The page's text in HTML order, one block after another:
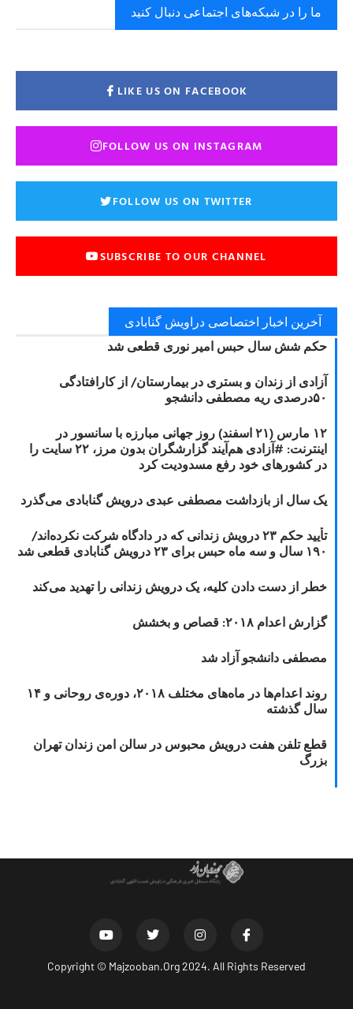
ما را در شبکه‌های اجتماعی دنبال کنید
LIKE US ON FACEBOOK
FOLLOW US ON INSTAGRAM
FOLLOW US ON TWITTER
SUBSCRIBE TO OUR CHANNEL
آخرین اخبار اختصاصی دراویش گنابادی
حکم شش سال حبس امیر نوری قطعی شد
آزادی از زندان و بستری در بیمارستان/ از کارافتادگی
۵۰درصدی ریه مصطفی دانشجو
۱۲ مارس (۲۱ اسفند) روز جهانی مبارزه با سانسور در
اینترنت: #آزادی هم‌آیند گزارشگران‌ بدون مرز، ۲۲ سایت را
در کشورهای خود رفع مسدودیت کرد
یک سال از بازداشت مصطفی عبدی درویش گنابادی می‌گذرد
تأیید حکم ۲۳ درویش زندانی که در دادگاه شرکت نکرده‌اند/
۱۹۰ سال و سه ماه حبس برای ۲۳ درویش گنابادی قطعی شد
خطر از دست دادن کلیه، یک درویش زندانی را تهدید می‌کند
گزارش اعدام ۲۰۱۸: قصاص و بخشش
مصطفی دانشجو آزاد شد
روند اعدام‌ها در ماه‌های مختلف ۲۰۱۸، دوره‌ی روحانی و ۱۴
سال گذشته
قطع تلفن هفت درویش محبوس در سالن امن زندان تهران
بزرگ
Copyright © Majzooban.Org2024. All Rights Reserved